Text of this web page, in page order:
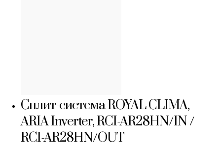
Сплит-система ROYAL CLIMA,
ARIA Inverter, RCI-AR28HN/IN /
RCI-AR28HN/OUT